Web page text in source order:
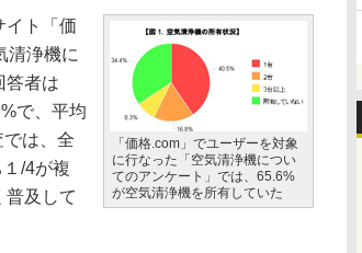
「価格.com」でユーザーを対象
に行なった「空気清浄機につい
てのアンケート」では、65.6%
が空気清浄機を所有していた
ト「価
清浄機に
答者は
で、平均
は、全
/4が複
普及して